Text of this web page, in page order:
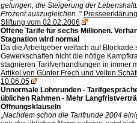
gelungen, die Steigerung der
Prozent auszugleichen.."
Stiftung vom 02.02.2006
Offene Tarife für sechs Millionen.
Stagnation wird normal
Da die Arbeitgeber vielfach auf Blockade
Gewerkschaften nicht die nötige
stagnieren Tarifverhandlungen in immer
Artikel von Günter Frech und Velten
10.06.05
Unnormale Lohnrunden -
üblichen Rahmen - Mehr
Öffnungsklauseln
„Nachdem schon die Tarifrunde 2004